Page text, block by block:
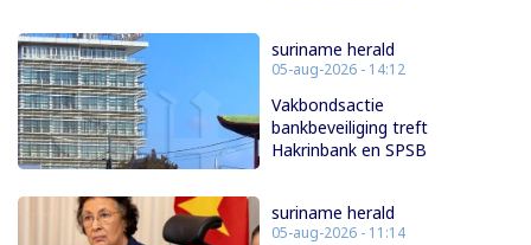
suriname herald
05-aug-2026 - 14:12
Vakbondsactie
bankbeveiliging treft
Hakrinbank en SPSB
suriname herald
05-aug-2026 - 11:14